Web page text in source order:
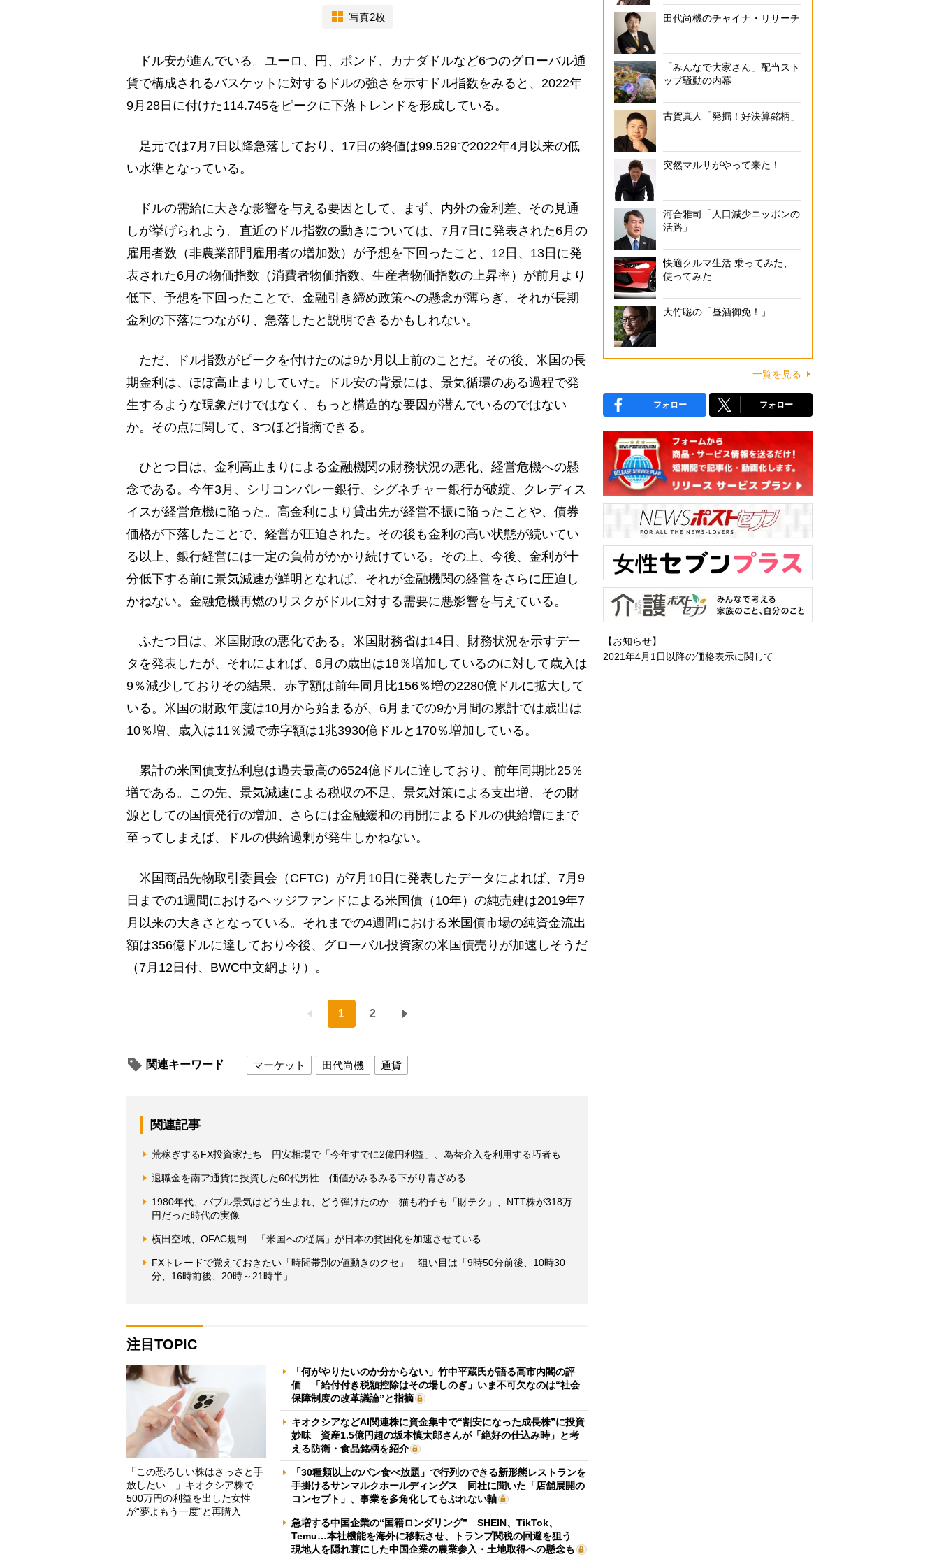
写真2枚
ドル安が進んでいる。ユーロ、円、ポンド、カナダドルなど6つのグローバル通
貨で構成されるバスケットに対するドルの強さを示すドル指数をみると、2022年
9月28日に付けた114.745をピークに下落トレンドを形成している。
足元では7月7日以降急落しており、17日の終値は99.529で2022年4月以来の低
い水準となっている。
ドルの需給に大きな影響を与える要因として、まず、内外の金利差、その見通
しが挙げられよう。直近のドル指数の動きについては、7月7日に発表された6月の
雇用者数（非農業部門雇用者の増加数）が予想を下回ったこと、12日、13日に発
表された6月の物価指数（消費者物価指数、生産者物価指数の上昇率）が前月より
低下、予想を下回ったことで、金融引き締め政策への懸念が薄らぎ、それが長期
金利の下落につながり、急落したと説明できるかもしれない。
ただ、ドル指数がピークを付けたのは9か月以上前のことだ。その後、米国の長
期金利は、ほぼ高止まりしていた。ドル安の背景には、景気循環のある過程で発
生するような現象だけではなく、もっと構造的な要因が潜んでいるのではない
か。その点に関して、3つほど指摘できる。
ひとつ目は、金利高止まりによる金融機関の財務状況の悪化、経営危機への懸
念である。今年3月、シリコンバレー銀行、シグネチャー銀行が破綻、クレディス
イスが経営危機に陥った。高金利により貸出先が経営不振に陥ったことや、債券
価格が下落したことで、経営が圧迫された。その後も金利の高い状態が続いてい
る以上、銀行経営には一定の負荷がかかり続けている。その上、今後、金利が十
分低下する前に景気減速が鮮明となれば、それが金融機関の経営をさらに圧迫し
かねない。金融危機再燃のリスクがドルに対する需要に悪影響を与えている。
ふたつ目は、米国財政の悪化である。米国財務省は14日、財務状況を示すデー
タを発表したが、それによれば、6月の歳出は18％増加しているのに対して歳入は
9％減少しておりその結果、赤字額は前年同月比156％増の2280億ドルに拡大して
いる。米国の財政年度は10月から始まるが、6月までの9か月間の累計では歳出は
10％増、歳入は11％減で赤字額は1兆3930億ドルと170％増加している。
累計の米国債支払利息は過去最高の6524億ドルに達しており、前年同期比25％
増である。この先、景気減速による税収の不足、景気対策による支出増、その財
源としての国債発行の増加、さらには金融緩和の再開によるドルの供給増にまで
至ってしまえば、ドルの供給過剰が発生しかねない。
米国商品先物取引委員会（CFTC）が7月10日に発表したデータによれば、7月9
日までの1週間におけるヘッジファンドによる米国債（10年）の純売建は2019年7
月以来の大きさとなっている。それまでの4週間における米国債市場の純資金流出
額は356億ドルに達しており今後、グローバル投資家の米国債売りが加速しそうだ
（7月12日付、BWC中文網より）。
1 2
関連キーワード マーケット 田代尚機 通貨
関連記事
荒稼ぎするFX投資家たち 円安相場で「今年すでに2億円利益」、為替介入を利用する巧者も
退職金を南ア通貨に投資した60代男性 価値がみるみる下がり青ざめる
1980年代、バブル景気はどう生まれ、どう弾けたのか 猫も杓子も「財テク」、NTT株が318万
円だった時代の実像
横田空域、OFAC規制…「米国への従属」が日本の貧困化を加速させている
FXトレードで覚えておきたい「時間帯別の値動きのクセ」 狙い目は「9時50分前後、10時30
分、16時前後、20時～21時半」
注目TOPIC
「この恐ろしい株はさっさと手
放したい…」キオクシア株で
500万円の利益を出した女性
が“夢よもう一度”と再購入
「何がやりたいのか分からない」竹中平蔵氏が語る高市内閣の評
価 「給付付き税額控除はその場しのぎ」いま不可欠なのは“社会
保障制度の改革議論”と指摘
キオクシアなどAI関連株に資金集中で“割安になった成長株”に投資
妙味 資産1.5億円超の坂本慎太郎さんが「絶好の仕込み時」と考
える防衛・食品銘柄を紹介
「30種類以上のパン食べ放題」で行列のできる新形態レストランを
手掛けるサンマルクホールディングス 同社に聞いた「店舗展開の
コンセプト」、事業を多角化してもぶれない軸
急増する中国企業の“国籍ロンダリング” SHEIN、TikTok、
Temu…本社機能を海外に移転させ、トランプ関税の回避を狙う
現地人を隠れ蓑にした中国企業の農業参入・土地取得への懸念も
田代尚機のチャイナ・リサーチ
「みんなで大家さん」配当スト
ップ騒動の内幕
古賀真人「発掘！好決算銘柄」
突然マルサがやって来た！
河合雅司「人口減少ニッポンの
活路」
快適クルマ生活 乗ってみた、
使ってみた
大竹聡の「昼酒御免！」
一覧を見る
フォロー フォロー
【お知らせ】
2021年4月1日以降の価格表示に関して